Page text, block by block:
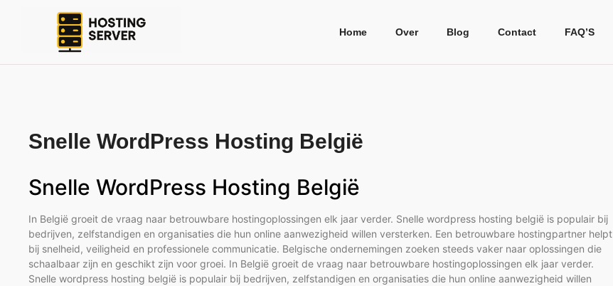
Home Over Blog Contact FAQ’S
Snelle WordPress Hosting België
Snelle WordPress Hosting België
In België groeit de vraag naar betrouwbare hostingoplossingen elk jaar verder. Snelle wordpress hosting belgië is populair bij
bedrijven, zelfstandigen en organisaties die hun online aanwezigheid willen versterken. Een betrouwbare hostingpartner helpt
bij snelheid, veiligheid en professionele communicatie. Belgische ondernemingen zoeken steeds vaker naar oplossingen die
schaalbaar zijn en geschikt zijn voor groei. In België groeit de vraag naar betrouwbare hostingoplossingen elk jaar verder.
Snelle wordpress hosting belgië is populair bij bedrijven, zelfstandigen en organisaties die hun online aanwezigheid willen